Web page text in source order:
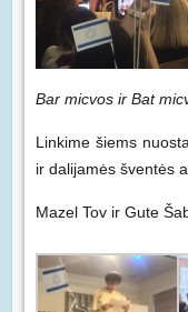
Bar micvos ir Bat
Linkime šiems
ir dalijamės šventės
Mazel Tov ir Gute